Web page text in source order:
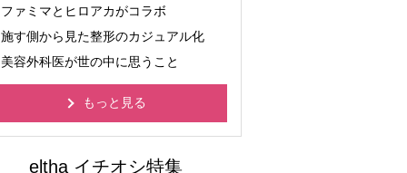
ファミマとヒロアカがコラボ
施す側から見た整形のカジュアル化
美容外科医が世の中に思うこと
もっと見る